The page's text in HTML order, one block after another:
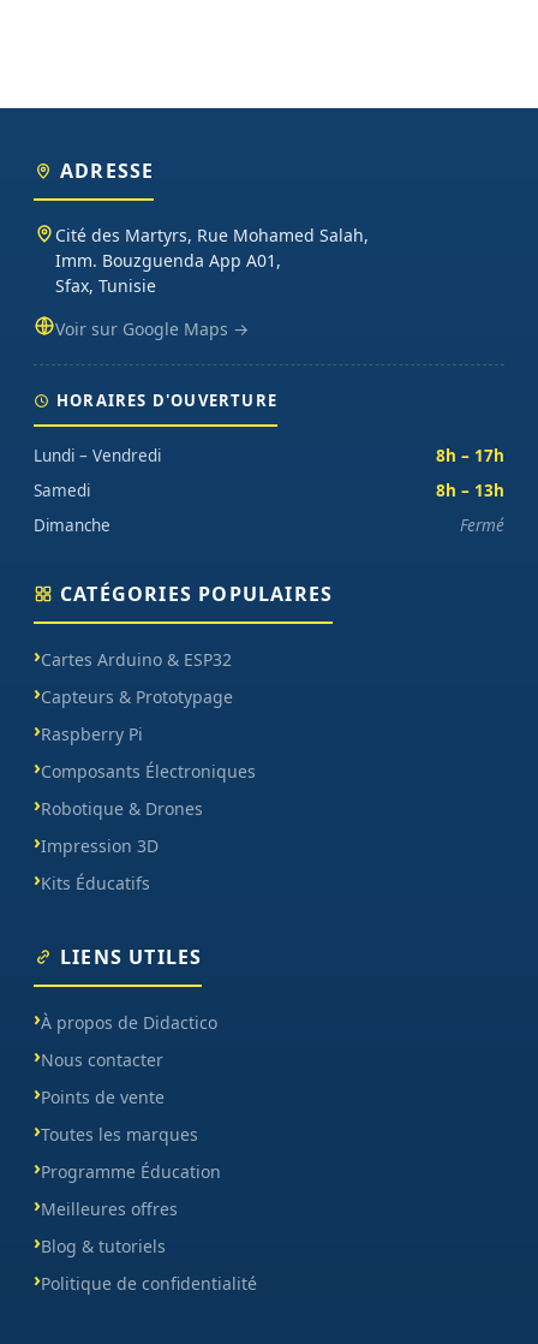
ADRESSE
Cité des Martyrs, Rue Mohamed Salah,
Imm. Bouzguenda App A01,
Sfax, Tunisie
Voir sur Google Maps →
HORAIRES D'OUVERTURE
Lundi – Vendredi
8h – 17h
Samedi
8h – 13h
Dimanche
Fermé
CATÉGORIES POPULAIRES
Cartes Arduino & ESP32
Capteurs & Prototypage
Raspberry Pi
Composants Électroniques
Robotique & Drones
Impression 3D
Kits Éducatifs
LIENS UTILES
À propos de Didactico
Nous contacter
Points de vente
Toutes les marques
Programme Éducation
Meilleures offres
Blog & tutoriels
Politique de confidentialité